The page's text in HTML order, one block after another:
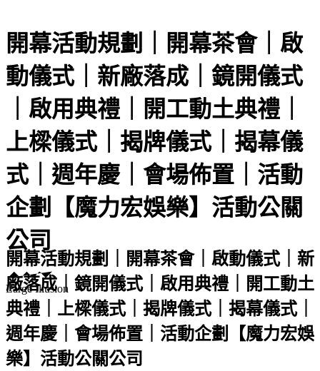
開幕活動規劃｜開幕茶會｜啟
動儀式｜新廠落成｜鏡開儀式
｜啟用典禮｜開工動土典禮｜
上樑儀式｜揭牌儀式｜揭幕儀
式｜週年慶｜會場佈置｜活動
企劃【魔力宏娛樂】活動公關
公司
Large Illusion
開幕活動規劃｜開幕茶會｜啟動儀式｜新
廠落成｜鏡開儀式｜啟用典禮｜開工動土
典禮｜上樑儀式｜揭牌儀式｜揭幕儀式｜
週年慶｜會場佈置｜活動企劃【魔力宏娛
樂】活動公關公司